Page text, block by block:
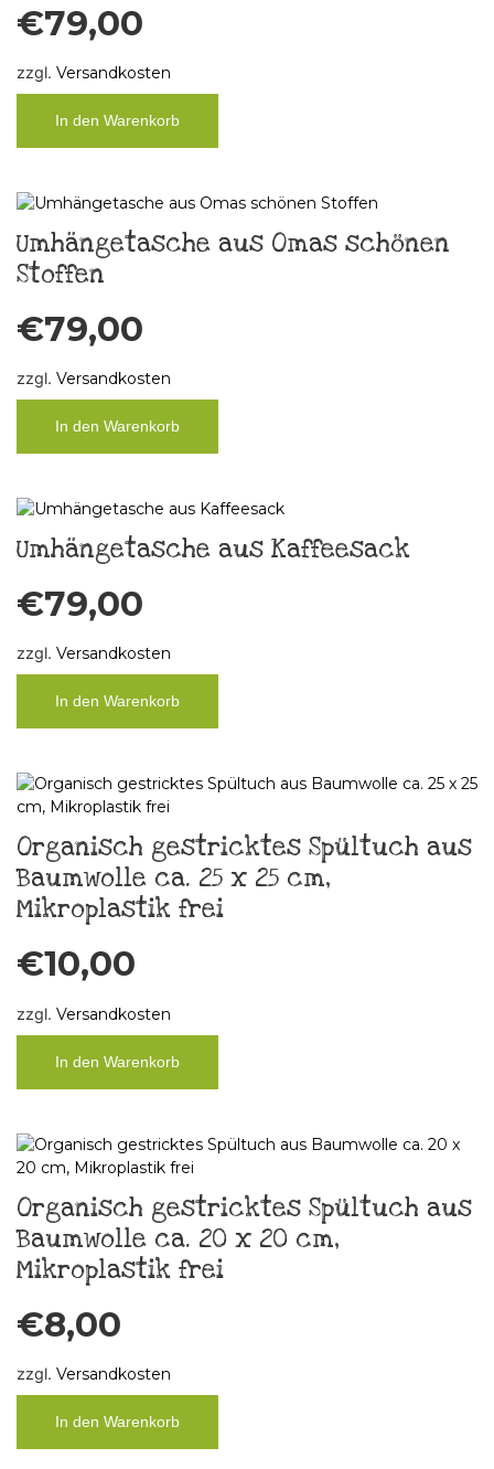
€79,00
zzgl. Versandkosten
In den Warenkorb
Umhängetasche aus Omas schönen
Stoffen
€79,00
zzgl. Versandkosten
In den Warenkorb
Umhängetasche aus Kaffeesack
€79,00
zzgl. Versandkosten
In den Warenkorb
Organisch gestricktes Spültuch aus
Baumwolle ca. 25 x 25 cm,
Mikroplastik frei
€10,00
zzgl. Versandkosten
In den Warenkorb
Organisch gestricktes Spültuch aus
Baumwolle ca. 20 x 20 cm,
Mikroplastik frei
€8,00
zzgl. Versandkosten
In den Warenkorb